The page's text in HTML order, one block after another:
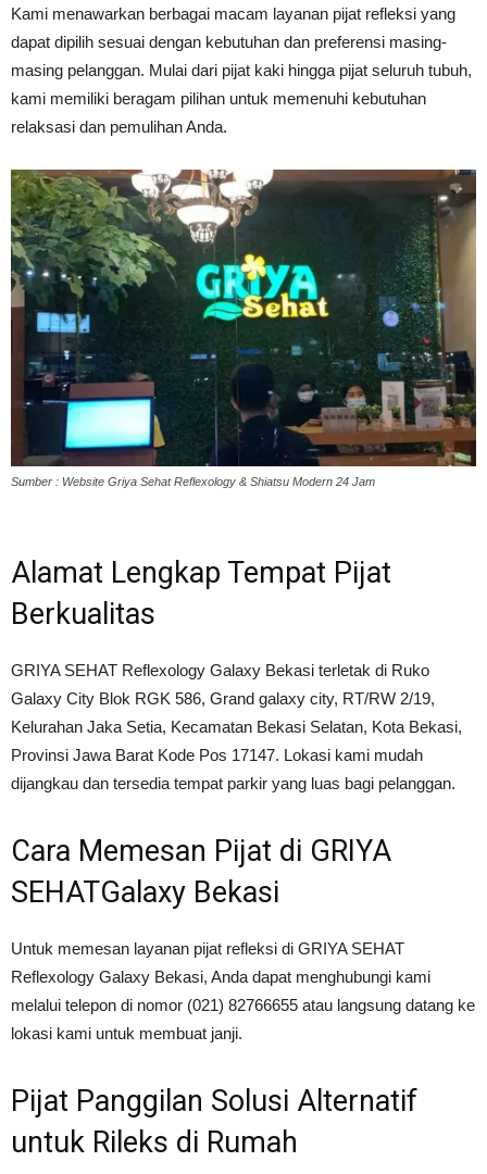
Kami menawarkan berbagai macam layanan pijat refleksi yang
dapat dipilih sesuai dengan kebutuhan dan preferensi masing-
masing pelanggan. Mulai dari pijat kaki hingga pijat seluruh tubuh,
kami memiliki beragam pilihan untuk memenuhi kebutuhan
relaksasi dan pemulihan Anda.
Sumber : Website Griya Sehat Reflexology & Shiatsu Modern 24 Jam
Alamat Lengkap Tempat Pijat
Berkualitas
GRIYA SEHAT Reflexology Galaxy Bekasi terletak di Ruko
Galaxy City Blok RGK 586, Grand galaxy city, RT/RW 2/19,
Kelurahan Jaka Setia, Kecamatan Bekasi Selatan, Kota Bekasi,
Provinsi Jawa Barat Kode Pos 17147. Lokasi kami mudah
dijangkau dan tersedia tempat parkir yang luas bagi pelanggan.
Cara Memesan Pijat di GRIYA
SEHATGalaxy Bekasi
Untuk memesan layanan pijat refleksi di GRIYA SEHAT
Reflexology Galaxy Bekasi, Anda dapat menghubungi kami
melalui telepon di nomor (021) 82766655 atau langsung datang ke
lokasi kami untuk membuat janji.
Pijat Panggilan Solusi Alternatif
untuk Rileks di Rumah